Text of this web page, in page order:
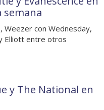
semana
Weezer con Wednesday,
Elliott entre otros
y The National en